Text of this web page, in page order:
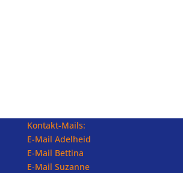
Kontakt-Mails:
E-Mail Adelheid
E-Mail Bettina
E-Mail Suzanne